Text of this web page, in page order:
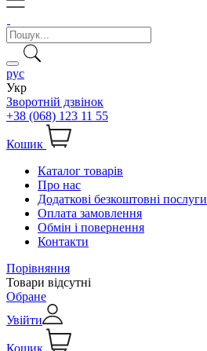
рус
Укр
Зворотній дзвінок
+38 (068) 123 11 55
Кошик
Каталог товарів
Про нас
Додаткові безкоштовні послуги
Оплата замовлення
Обмін і повернення
Контакти
Порівняння
Товари відсутні
Обране
Увійти
Кошик